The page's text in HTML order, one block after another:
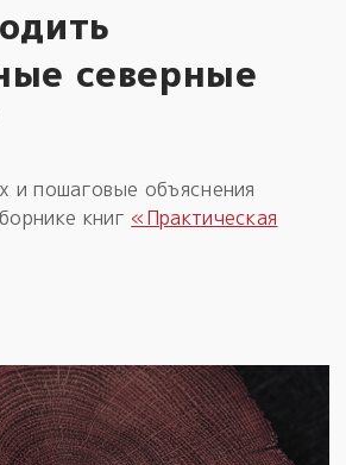
северные
и пошаговые объяснения
книг «Практическая